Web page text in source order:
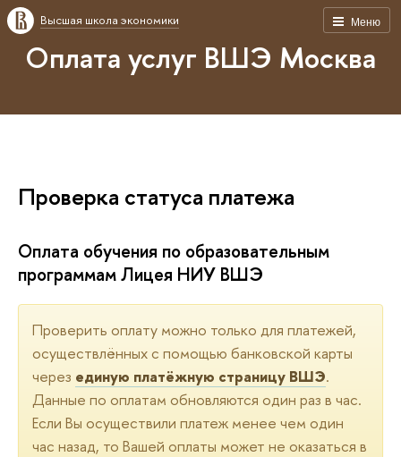
Меню
Высшая школа экономики
Оплата услуг ВШЭ Москва
Проверка статуса платежа
Оплата обучения по образовательным
программам Лицея НИУ ВШЭ
Проверить оплату можно только для платежей,
осуществлённых с помощью банковской карты
через единую платёжную страницу ВШЭ.
Данные по оплатам обновляются один раз в час.
Если Вы осуществили платеж менее чем один
час назад, то Вашей оплаты может не оказаться в